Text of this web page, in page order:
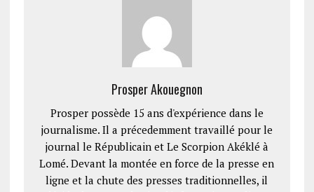
Prosper Akouegnon
Prosper possède 15 ans d'expérience dans le
journalisme. Il a précedemment travaillé pour le
journal le Républicain et Le Scorpion Akéklé à
Lomé. Devant la montée en force de la presse en
ligne et la chute des presses traditionnelles, il